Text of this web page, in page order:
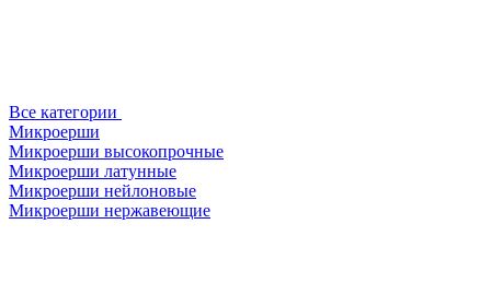
Все категории
Микроерши
Микроерши высокопрочные
Микроерши латунные
Микроерши нейлоновые
Микроерши нержавеющие